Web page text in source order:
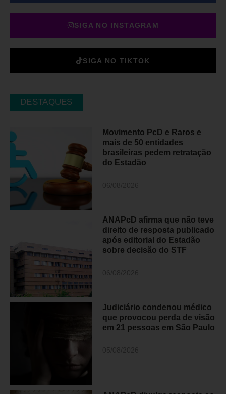
SIGA NO INSTAGRAM
SIGA NO TIKTOK
DESTAQUES
Movimento PcD e Raros e
mais de 50 entidades
brasileiras pedem retratação
do Estadão
ANAPcD afirma que não teve
direito de resposta publicado
após editorial do Estadão
sobre decisão do STF
Judiciário condenou médico
que provocou perda de visão
em 21 pessoas em São Paulo